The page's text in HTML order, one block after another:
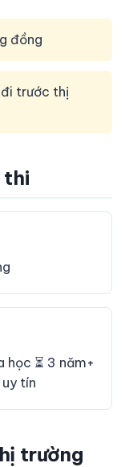
đồng
trước thị
thi
⏳ 3 năm+
tín
trường